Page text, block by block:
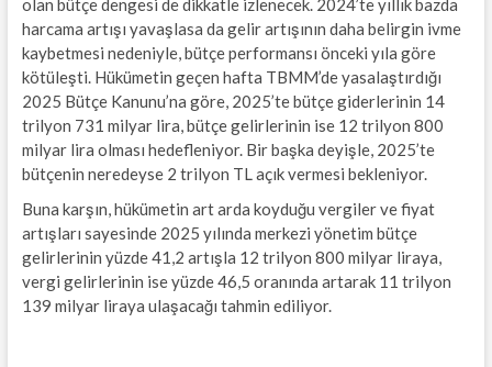
olan bütçe dengesi de dikkatle izlenecek. 2024’te yıllık bazda
harcama artışı yavaşlasa da gelir artışının daha belirgin ivme
kaybetmesi nedeniyle, bütçe performansı önceki yıla göre
kötüleşti. Hükümetin geçen hafta TBMM’de yasalaştırdığı
2025 Bütçe Kanunu’na göre, 2025’te bütçe giderlerinin 14
trilyon 731 milyar lira, bütçe gelirlerinin ise 12 trilyon 800
milyar lira olması hedefleniyor. Bir başka deyişle, 2025’te
bütçenin neredeyse 2 trilyon TL açık vermesi bekleniyor.
Buna karşın, hükümetin art arda koyduğu vergiler ve fiyat
artışları sayesinde 2025 yılında merkezi yönetim bütçe
gelirlerinin yüzde 41,2 artışla 12 trilyon 800 milyar liraya,
vergi gelirlerinin ise yüzde 46,5 oranında artarak 11 trilyon
139 milyar liraya ulaşacağı tahmin ediliyor.